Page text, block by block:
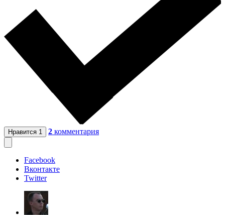
Нравится 1 2 комментария
Facebook
Вконтакте
Twitter